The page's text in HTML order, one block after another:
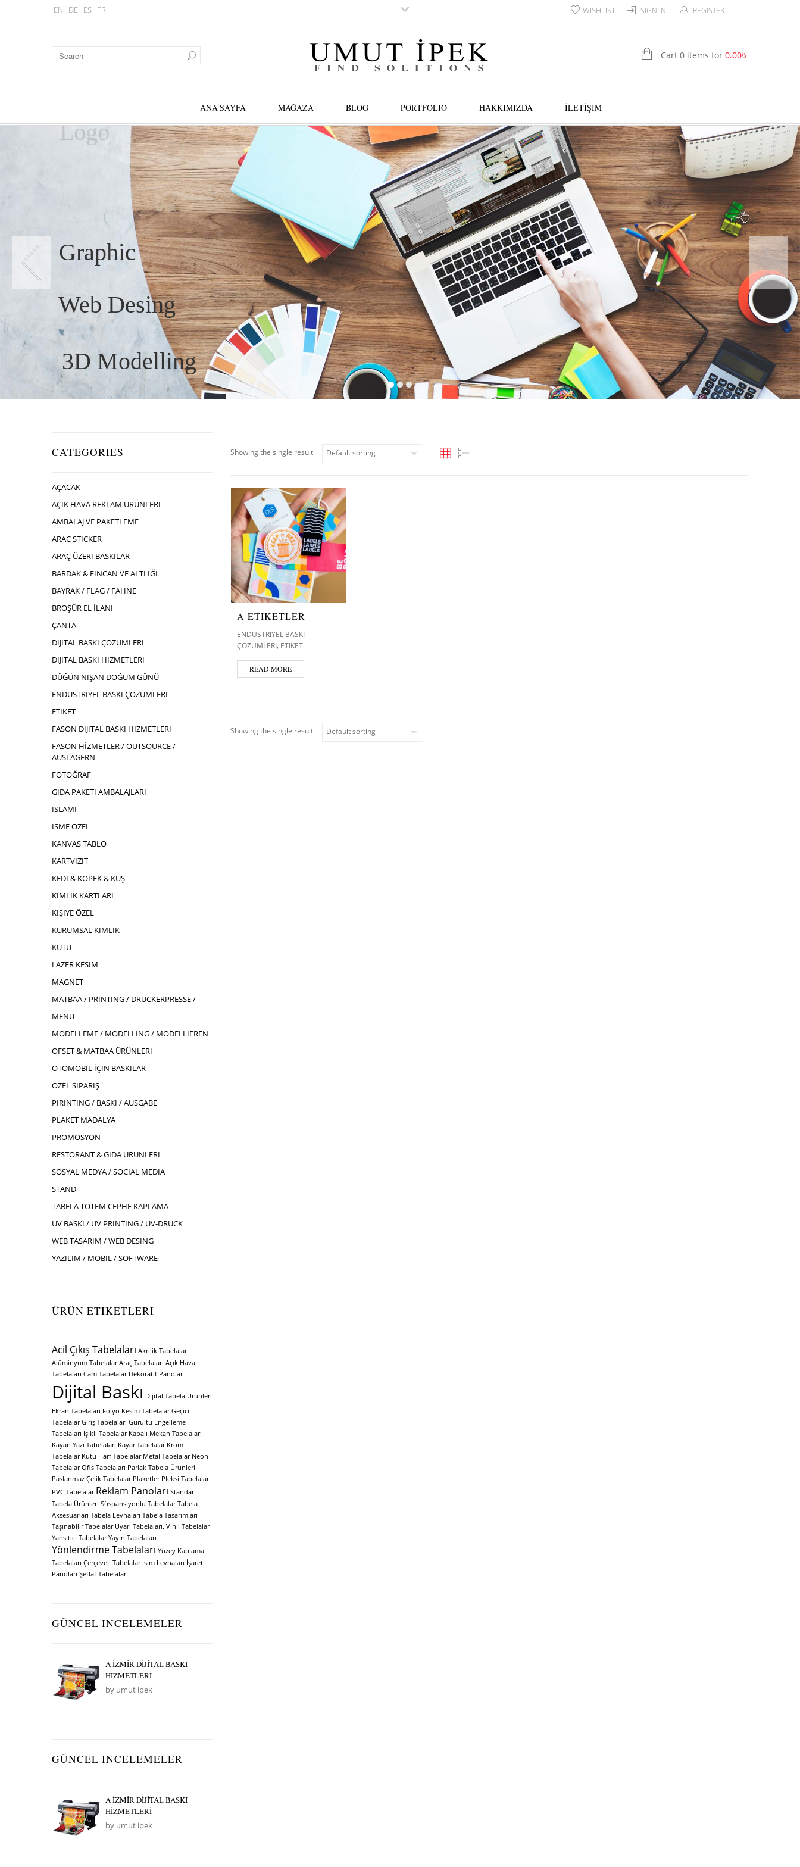
EN DE ES FR SIGN IN REGISTER
WISHLIST
Cart 0 items for 0.00₺
ANA SAYFA MAĞAZA BLOG PORTFOLIO HAKKIMIZDA İLETİŞİM
3D Modelling
Graphic
Web Desing
Logo
CATEGORIES
AÇACAK
AÇIK HAVA REKLAM ÜRÜNLERI
AMBALAJ VE PAKETLEME
ARAC STICKER
ARAÇ ÜZERI BASKILAR
BARDAK & FINCAN VE ALTLIĞI
BAYRAK / FLAG / FAHNE
BROŞÜR EL İLANI
ÇANTA
DIJITAL BASKI ÇÖZÜMLERI
DIJITAL BASKI HIZMETLERI
DÜĞÜN NIŞAN DOĞUM GÜNÜ
ENDÜSTRIYEL BASKI ÇÖZÜMLERI
ETIKET
FASON DIJITAL BASKI HIZMETLERI
FASON HİZMETLER / OUTSOURCE /
AUSLAGERN
FOTOĞRAF
GIDA PAKETI AMBALAJLARI
İSLAMİ
İSME ÖZEL
KANVAS TABLO
KARTVIZIT
KEDİ & KÖPEK & KUŞ
KIMLIK KARTLARI
KIŞIYE ÖZEL
KURUMSAL KIMLIK
KUTU
LAZER KESIM
MAGNET
MATBAA / PRINTING / DRUCKERPRESSE /
MENÜ
MODELLEME / MODELLING / MODELLIEREN
OFSET & MATBAA ÜRÜNLERI
OTOMOBIL İÇIN BASKILAR
ÖZEL SİPARİŞ
PIRINTING / BASKI / AUSGABE
PLAKET MADALYA
PROMOSYON
RESTORANT & GIDA ÜRÜNLERI
SOSYAL MEDYA / SOCIAL MEDIA
STAND
TABELA TOTEM CEPHE KAPLAMA
UV BASKI / UV PRINTING / UV-DRUCK
WEB TASARIM / WEB DESING
YAZILIM / MOBIL / SOFTWARE
ÜRÜN ETIKETLERI
Acil Çıkış Tabelaları Akrilik Tabelalar
Alüminyum Tabelalar Araç Tabelaları Açık Hava
Tabelaları Cam Tabelalar Dekoratif Panolar
Dijital Baskı Dijital Tabela Ürünleri
Ekran Tabelaları Folyo Kesim Tabelalar Geçici
Tabelalar Giriş Tabelaları Gürültü Engelleme
Tabelaları Işıklı Tabelalar Kapalı Mekan Tabelaları
Kayan Yazı Tabelaları Kayar Tabelalar Krom
Tabelalar Kutu Harf Tabelalar Metal Tabelalar Neon
Tabelalar Ofis Tabelaları Parlak Tabela Ürünleri
Paslanmaz Çelik Tabelalar Plaketler Pleksi Tabelalar
PVC Tabelalar Reklam Panoları Standart
Tabela Ürünleri Süspansiyonlu Tabelalar Tabela
Aksesuarları Tabela Levhaları Tabela Tasarımları
Taşınabilir Tabelalar Uyarı Tabelaları. Vinil Tabelalar
Yansıtıcı Tabelalar Yayın Tabelaları
Yönlendirme Tabelaları Yüzey Kaplama
Tabelaları Çerçeveli Tabelalar İsim Levhaları İşaret
Panoları Şeffaf Tabelalar
GÜNCEL INCELEMELER
A İZMİR DİJİTAL BASKI
HİZMETLERİ
by umut ipek
GÜNCEL INCELEMELER
A İZMİR DİJİTAL BASKI
HİZMETLERİ
by umut ipek
Showing the single result
A ETIKETLER
ENDÜSTRIYEL BASKI
ÇÖZÜMLERI, ETIKET
READ MORE
Showing the single result